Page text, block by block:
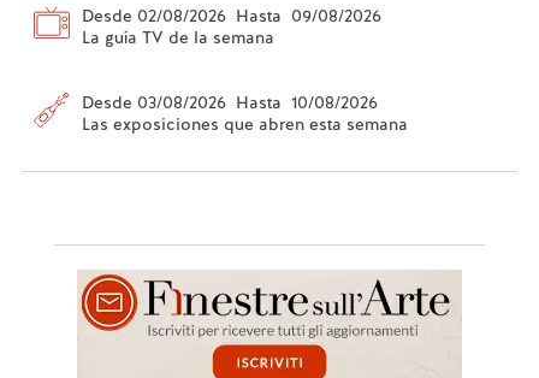
Desde 02/08/2026 Hasta 09/08/2026
La guía TV de la semana
Desde 03/08/2026 Hasta 10/08/2026
Las exposiciones que abren esta semana